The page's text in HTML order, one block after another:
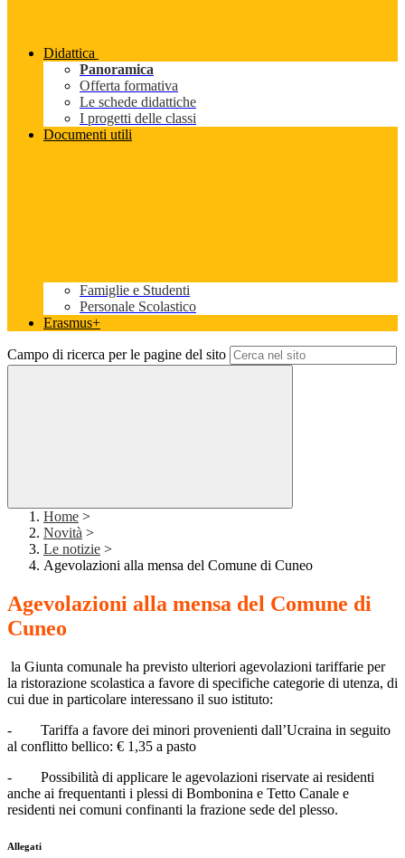
Didattica
Panoramica
Offerta formativa
Le schede didattiche
I progetti delle classi
Documenti utili
Famiglie e Studenti
Personale Scolastico
Erasmus+
Campo di ricerca per le pagine del sito
Home >
Novità >
Le notizie >
Agevolazioni alla mensa del Comune di Cuneo
Agevolazioni alla mensa del Comune di
Cuneo
la Giunta comunale ha previsto ulteriori agevolazioni tariffarie per
la ristorazione scolastica a favore di specifiche categorie di utenza, di
cui due in particolare interessano il suo istituto:
- Tariffa a favore dei minori provenienti dall’Ucraina in seguito
al conflitto bellico: € 1,35 a pasto
- Possibilità di applicare le agevolazioni riservate ai residenti
anche ai frequentanti i plessi di Bombonina e Tetto Canale e
residenti nei comuni confinanti la frazione sede del plesso.
Allegati